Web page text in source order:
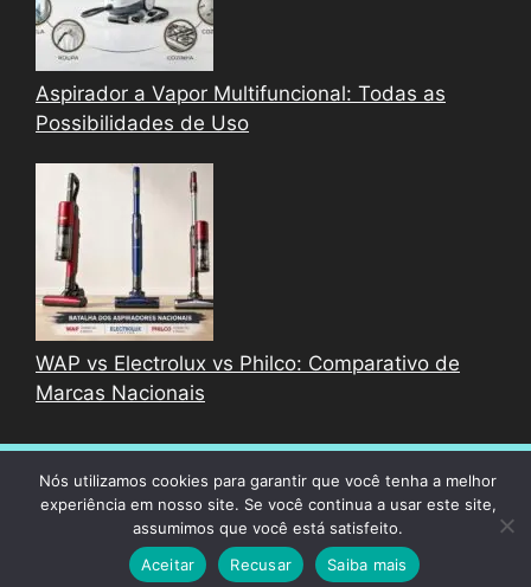
Aspirador a Vapor Multifuncional: Todas as
Possibilidades de Uso
WAP vs Electrolux vs Philco: Comparativo de
Marcas Nacionais
© 2026 Melhores Aspiradores • Built with
GeneratePress
Nós utilizamos cookies para garantir que você tenha a melhor
experiência em nosso site. Se você continua a usar este site,
assumimos que você está satisfeito.
Aceitar
Recusar Saiba mais